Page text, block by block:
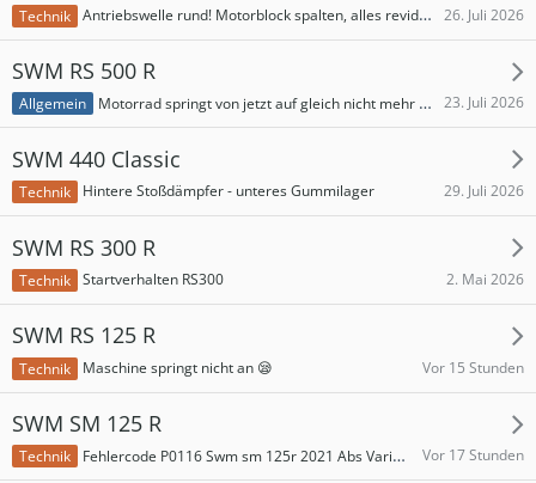
Technik Antriebswelle rund! Motorblock spalten, alles revidieren? 26. Juli 2026
SWM RS 500 R
Allgemein Motorrad springt von jetzt auf gleich nicht mehr an 23. Juli 2026
SWM 440 Classic
Technik Hintere Stoßdämpfer - unteres Gummilager 29. Juli 2026
SWM RS 300 R
Technik Startverhalten RS300 2. Mai 2026
SWM RS 125 R
Technik Maschine springt nicht an 😪 Vor 15 Stunden
SWM SM 125 R
Technik Fehlercode P0116 Swm sm 125r 2021 Abs Variante Vor 17 Stunden